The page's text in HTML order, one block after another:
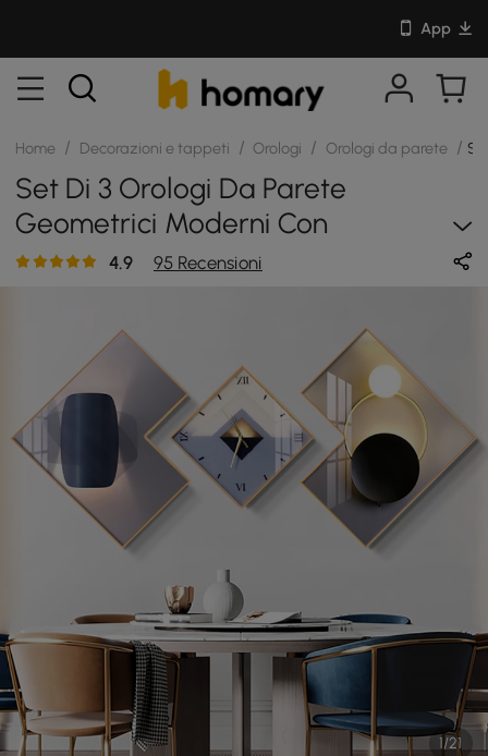
App
Home / Decorazioni e tappeti / Orologi / Orologi da parete /
Set Di 3 Orologi Da Parete
Geometrici Moderni Con
Decorazione Su Tela Con Cornice
4.9 95 Recensioni
1/21